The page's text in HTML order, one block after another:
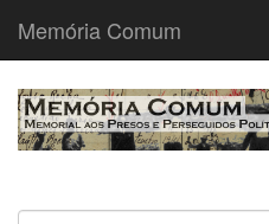
Passar
para
Memória Comum